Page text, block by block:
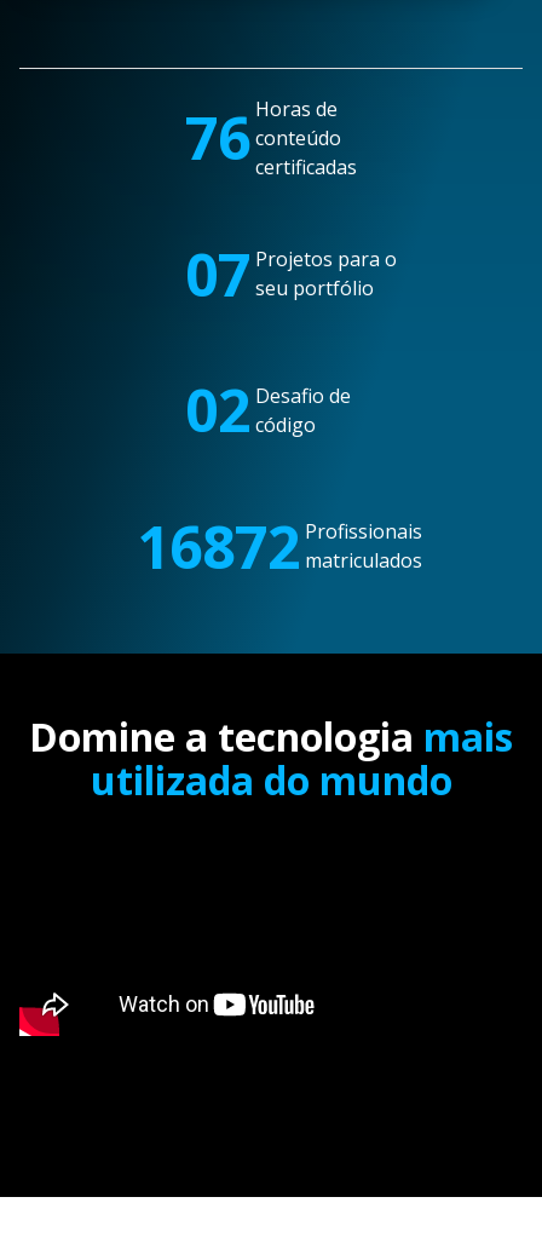
76 Horas de
conteúdo
certificadas
07 Projetos para o
seu portfólio
02 Desafio de
código
16872 Profissionais
matriculados
Domine a tecnologia mais
utilizada do mundo